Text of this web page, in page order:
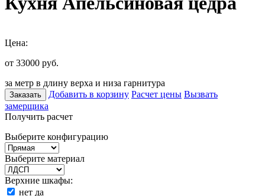
Цена:
от 33000 руб.
за метр в длину верха и низа гарнитура
Заказать Добавить в корзину Расчет цены Вызвать
замерщика
Получить расчет
Выберите конфигурацию
Выберите материал
Верхние шкафы:
нет да